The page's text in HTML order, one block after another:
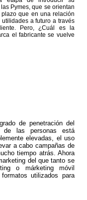
Pymes, que se orientan
que en una relación
a futuro a través
Pero, ¿Cuál es la
el fabricante se vuelve
de penetración del
de las personas está
elevadas, el uso
a cabo campañas de
tiempo atrás. Ahora
del que tanto se
o márketing móvil
utilizados para